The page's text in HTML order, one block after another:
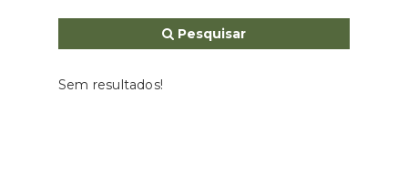
Pesquisar
Sem resultados!